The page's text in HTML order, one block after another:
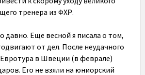
тренера из ФХР.
давно. Еще весной я писала о том,
от дел. После неудачного
в Швеции (в феврале)
Его не взяли на юниорский